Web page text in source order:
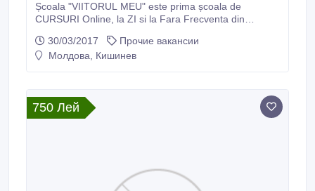
Școala "VIITORUL MEU" este prima școala de
CURSURI Online, la ZI si la Fara Frecventa din
MEU” vă invită la Cursuri PROFESIONALE de:
Bucătar, Cofetar, Barman, Chelner, Masor... Profită de
30/03/2017
Прочие вакансии
Молдова, Кишинев
750 Лей